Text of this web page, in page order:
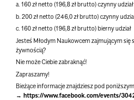
a. 160 zł netto (196,8 zł brutto) czynny
b. 200 zł netto (246,0 zł brutto) czynny
c. 160 zł netto (196,8 zł brutto) bierny udział
Jesteś Młodym Naukowcem zajmującym
żywnością?
Nie może Ciebie zabraknąć!
Zapraszamy!
Bieżące informacje znajdziesz pod
https://www.facebook.com/events/